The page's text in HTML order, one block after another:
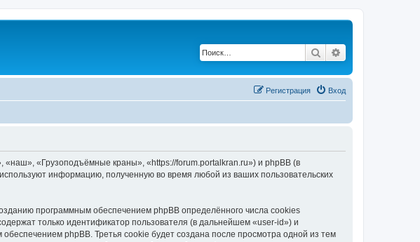
Поиск
Вход
Регистрация
«Грузоподъёмные краны», «https://forum.portalkran.ru») и phpBB (в
информацию, полученную во время любой из ваших пользовательских
программным обеспечением phpBB определённого числа cookies
только идентификатор пользователя (в дальнейшем «user-id») и
phpBB. Третья cookie будет создана после просмотра одной из тем